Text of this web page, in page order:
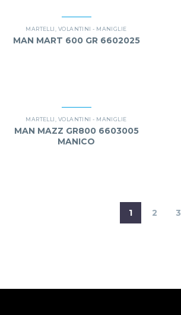
MARTELLI VOLANTINI - MANIGLIE
MAN MART 600 GR 6602025
MARTELLI VOLANTINI - MANIGLIE
MAN MAZZ GR800 6603005
MANICO
1 2 3